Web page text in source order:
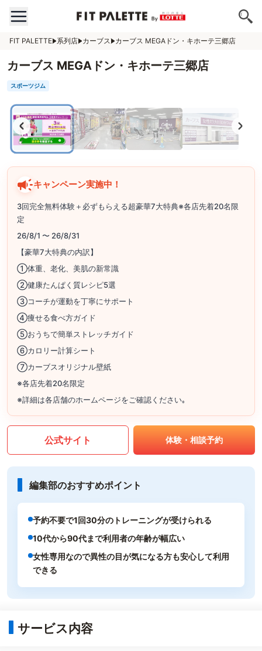
FIT PALETTE 系列店 カーブス カーブス MEGAドン・キホーテ三郷店
カーブス MEGAドン・キホーテ三郷店
スポーツジム
キャンペーン実施中！
3回完全無料体験＋必ずもらえる超豪華7大特典※各店先着20名限
定
26/8/1 〜 26/8/31
【豪華7大特典の内訳】
①体重、老化、美肌の新常識
②健康たんぱく質レシピ5選
③コーチが運動を丁寧にサポート
④痩せる食べ方ガイド
⑤おうちで簡単ストレッチガイド
⑥カロリー計算シート
⑦カーブスオリジナル壁紙
※各店先着20名限定
※詳細は各店舗のホームページをご確認ください｡
公式サイト 体験・相談予約
編集部のおすすめポイント
予約不要で1回30分のトレーニングが受けられる
10代から90代まで利用者の年齢が幅広い
女性専用なので異性の目が気になる方も安心して利用
できる
サービス内容